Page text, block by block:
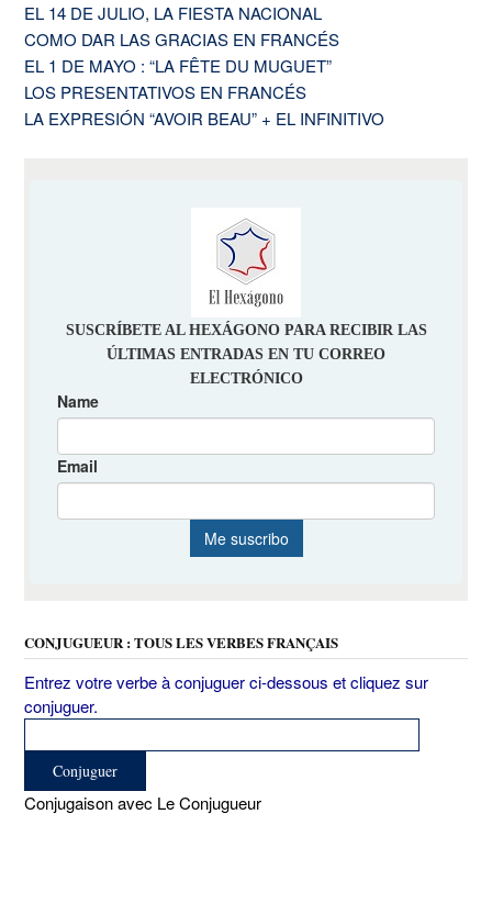
EL 14 DE JULIO, LA FIESTA NACIONAL
COMO DAR LAS GRACIAS EN FRANCÉS
EL 1 DE MAYO : “LA FÊTE DU MUGUET”
LOS PRESENTATIVOS EN FRANCÉS
LA EXPRESIÓN “AVOIR BEAU” + EL INFINITIVO
CONJUGUEUR : TOUS LES VERBES FRANÇAIS
Entrez votre verbe à conjuguer ci-dessous et cliquez sur
conjuguer.
Conjugaison avec Le Conjugueur